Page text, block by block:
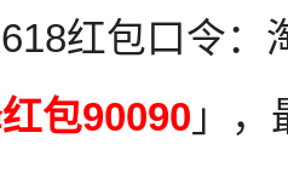
红包口令：
包90090 」